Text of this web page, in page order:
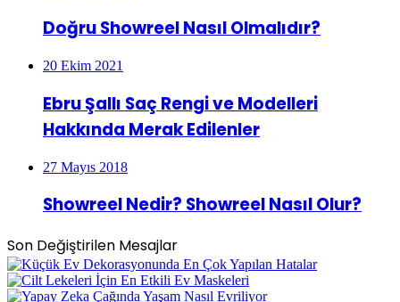
Doğru Showreel Nasıl Olmalıdır?
20 Ekim 2021
Ebru Şallı Saç Rengi ve Modelleri
Hakkında Merak Edilenler
27 Mayıs 2018
Showreel Nedir? Showreel Nasıl Olur?
Son Değiştirilen Mesajlar